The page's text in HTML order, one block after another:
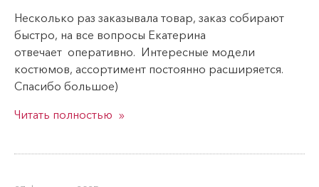
Рубашки
Сарафаны
Толстовки, жилеты
Трусы
Юбки
Несколько раз заказывала товар, заказ собирают
быстро, на все вопросы Екатерина
отвечает оперативно. Интересные модели
костюмов, ассортимент постоянно расширяется.
Спасибо большое)
Читать полностью